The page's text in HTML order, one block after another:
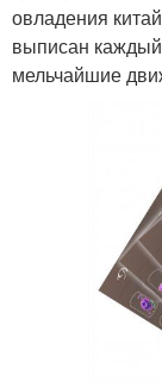
овладения
выписан каждый
мельчайшие